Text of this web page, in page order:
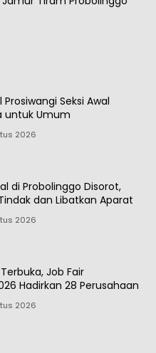
Prosiwangi Seksi Awal
untuk Umum
2026
di Probolinggo Disorot,
dan Libatkan Aparat
2026
Job Fair
Hadirkan 28 Perusahaan
2026